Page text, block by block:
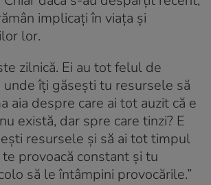
implicați în viața și
lor.
zilnică. Ei au tot felul de
îți găsești tu resursele să
aia despre care ai tot auzit că e
există, dar spre care tinzi? E
resursele și să ai tot timpul
provoacă constant și tu
să le întâmpini provocările.”